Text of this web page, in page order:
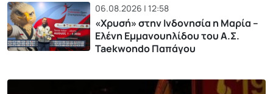
06.08.2026 | 12:58
«Χρυσή» στην Ινδονησία η Μαρία –
Ελένη Εμμανουηλίδου του Α.Σ.
Taekwondo Παπάγου